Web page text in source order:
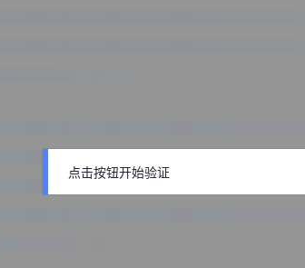
点击按钮开始验证